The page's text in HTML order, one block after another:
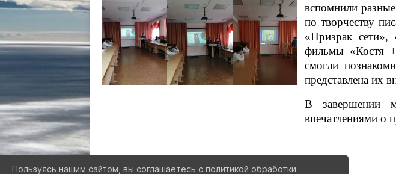
вспомнили
по творчеству
«Призрак сети»,
фильмы «Костя
смогли
представлена их
В завершении
впечатлениями о
Пользуясь нашим сайтом, вы соглашаетесь с политикой обработки